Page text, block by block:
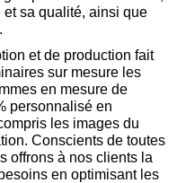
sa qualité, ainsi que
et de production fait
sur mesure les
en mesure de
personnalisé en
les images du
Conscients de toutes
offrons à nos clients la
en optimisant les